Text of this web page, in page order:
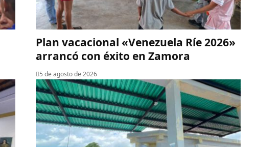
Plan vacacional «Venezuela Ríe 2026»
arrancó con éxito en Zamora
5 de agosto de 2026